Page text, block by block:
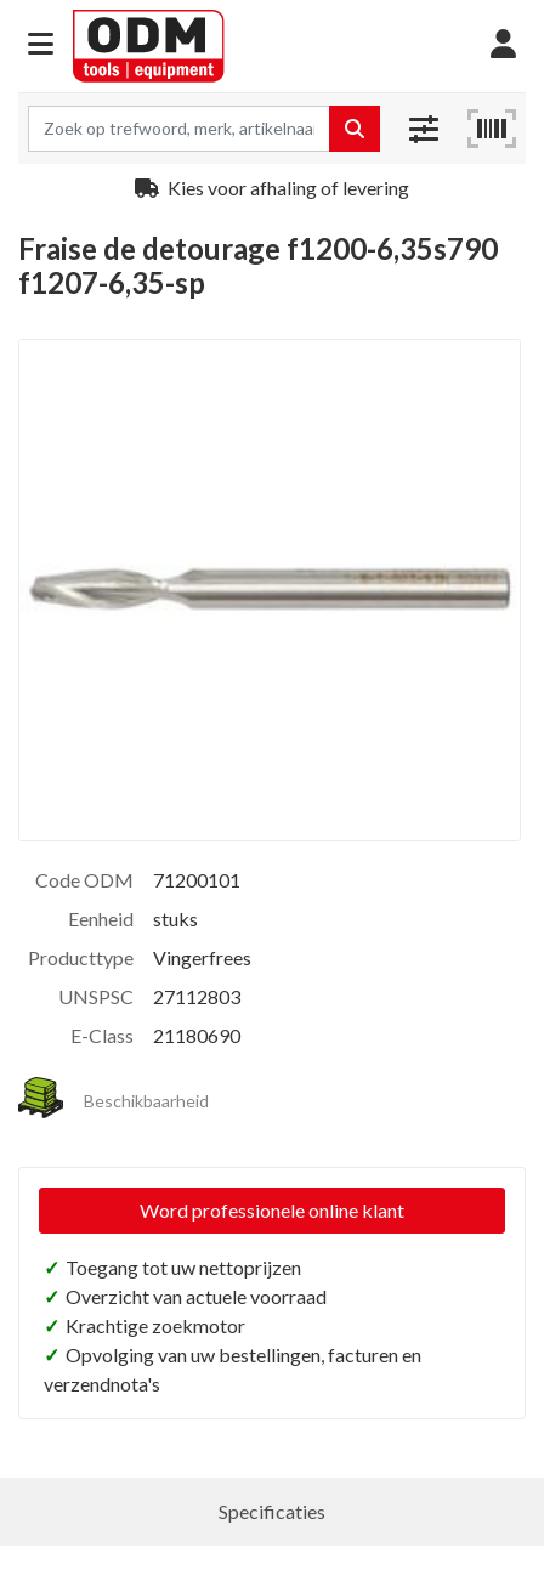
Kies voor afhaling of levering
Fraise de detourage f1200-6,35s790
f1207-6,35-sp
Code ODM
71200101
Eenheid
stuks
Producttype
Vingerfrees
UNSPSC
27112803
E-Class
21180690
Beschikbaarheid
Word professionele online klant
✓ Toegang tot uw nettoprijzen
✓ Overzicht van actuele voorraad
✓ Krachtige zoekmotor
✓ Opvolging van uw bestellingen, facturen en
verzendnota's
Specificaties